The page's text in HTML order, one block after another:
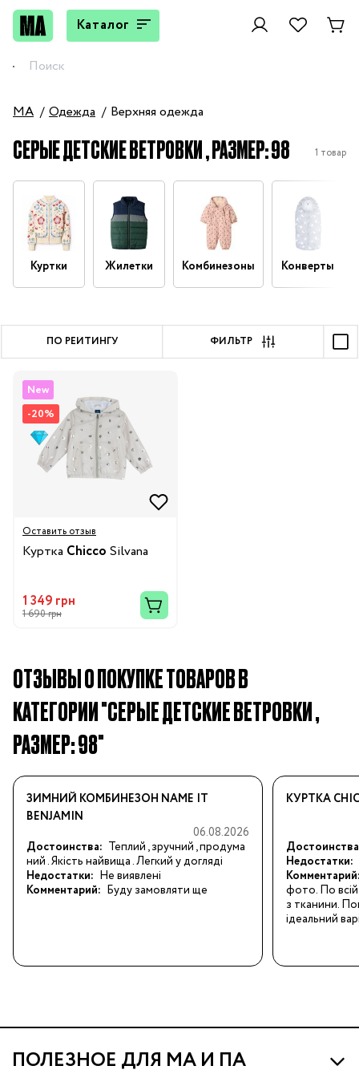
Каталог
MA Одежда Верхняя одежда
СЕРЫЕ ДЕТСКИЕ ВЕТРОВКИ , РАЗМЕР: 98 1 товар
Куртки Жилетки Комбинезоны Конверты
ПО РЕЙТИНГУ ФИЛЬТР
New
-20%
Оставить отзыв
Куртка Chicco Silvana
1 349 грн
1 690 грн
ОТЗЫВЫ О ПОКУПКЕ ТОВАРОВ В
КАТЕГОРИИ "СЕРЫЕ ДЕТСКИЕ ВЕТРОВКИ ,
РАЗМЕР: 98"
ЗИМНИЙ КОМБИНЕЗОН NAME IT
BENJAMIN
06.08.2026
Достоинства: Теплий , зручний , продума
ний . Якість найвища . Легкий у догляді
Недостатки: Не виявлені
Комментарий: Буду замовляти ще
КУРТКА
Недостатки:
фото. По всій
з тканини.
ідеальний
ПОЛЕЗНОЕ ДЛЯ МА И ПА